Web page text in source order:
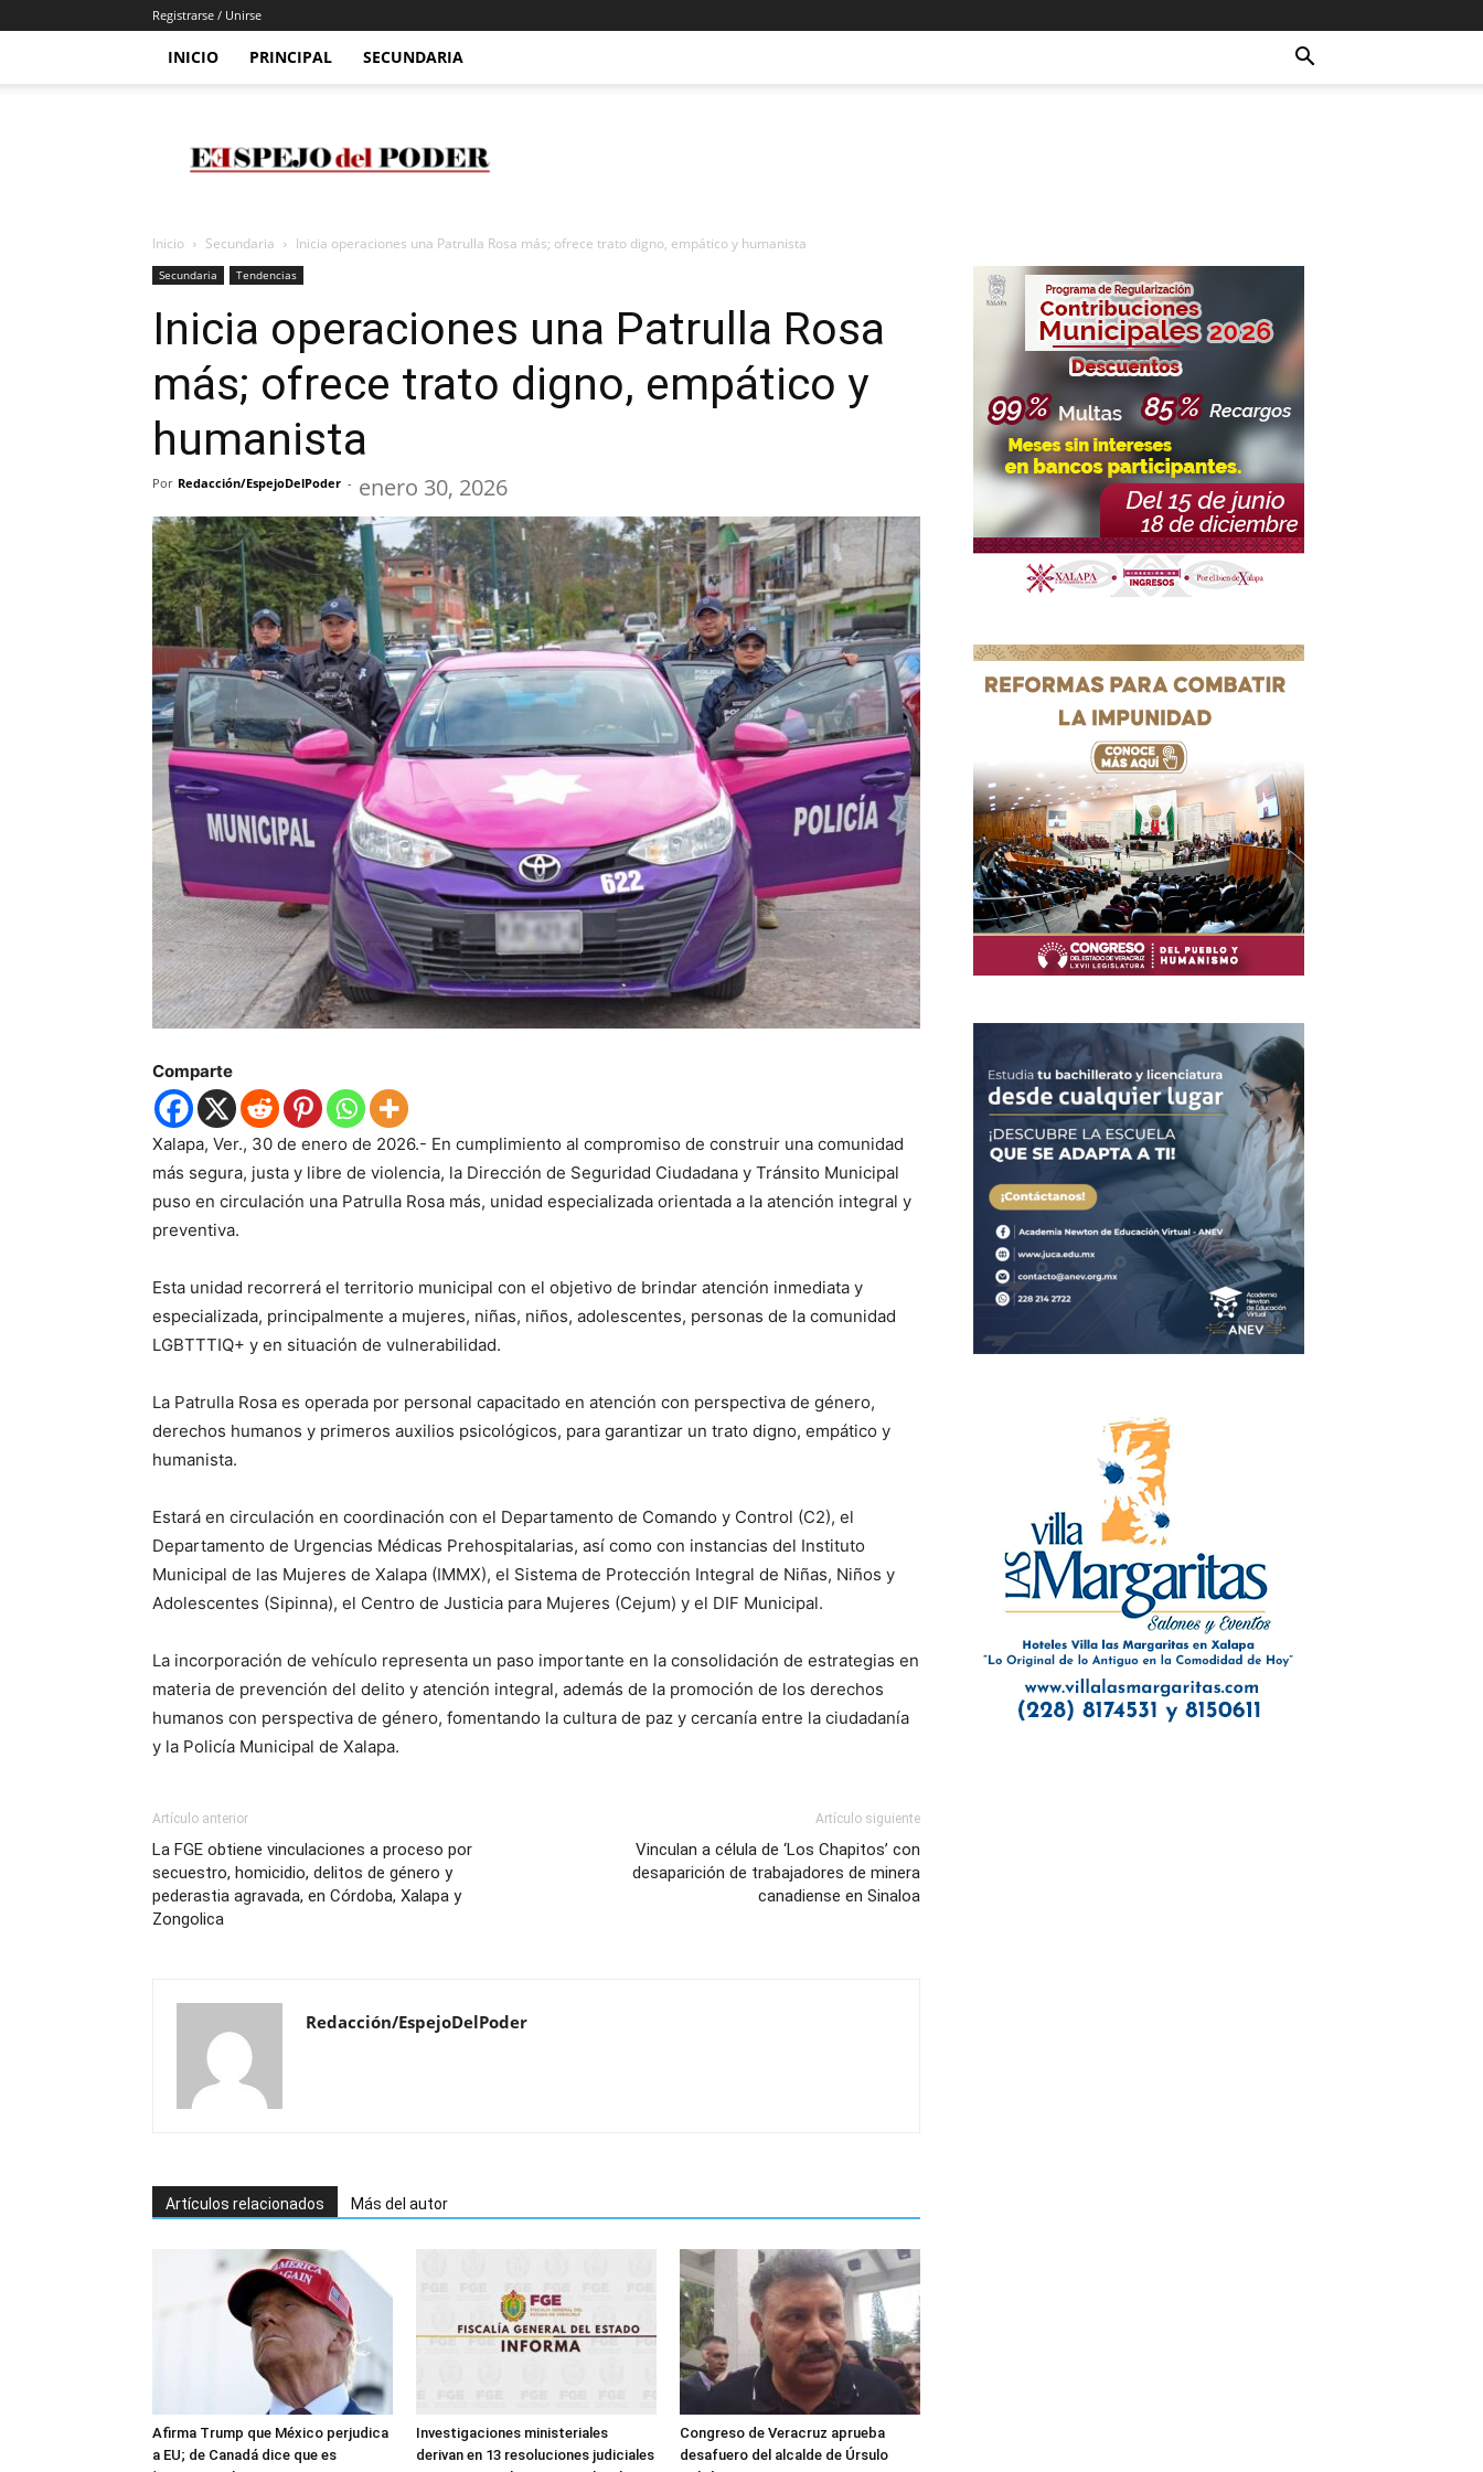
Registrarse / Unirse
INICIO PRINCIPAL SECUNDARIA
Del
Poder
Inicio Secundaria Inicia operaciones una Patrulla Rosa más; ofrece trato digno, empático y humanista
Secundaria Tendencias
Inicia operaciones una Patrulla Rosa
más; ofrece trato digno, empático y
humanista
Por Redacción/EspejoDelPoder - enero 30, 2026
Comparte
Xalapa, Ver., 30 de enero de 2026.- En cumplimiento al compromiso de construir una comunidad
más segura, justa y libre de violencia, la Dirección de Seguridad Ciudadana y Tránsito Municipal
puso en circulación una Patrulla Rosa más, unidad especializada orientada a la atención integral y
preventiva.
Esta unidad recorrerá el territorio municipal con el objetivo de brindar atención inmediata y
especializada, principalmente a mujeres, niñas, niños, adolescentes, personas de la comunidad
LGBTTTIQ+ y en situación de vulnerabilidad.
La Patrulla Rosa es operada por personal capacitado en atención con perspectiva de género,
derechos humanos y primeros auxilios psicológicos, para garantizar un trato digno, empático y
humanista.
Estará en circulación en coordinación con el Departamento de Comando y Control (C2), el
Departamento de Urgencias Médicas Prehospitalarias, así como con instancias del Instituto
Municipal de las Mujeres de Xalapa (IMMX), el Sistema de Protección Integral de Niñas, Niños y
Adolescentes (Sipinna), el Centro de Justicia para Mujeres (Cejum) y el DIF Municipal.
La incorporación de vehículo representa un paso importante en la consolidación de estrategias en
materia de prevención del delito y atención integral, además de la promoción de los derechos
humanos con perspectiva de género, fomentando la cultura de paz y cercanía entre la ciudadanía
y la Policía Municipal de Xalapa.
Artículo anterior
La FGE obtiene vinculaciones a proceso por
secuestro, homicidio, delitos de género y
pederastia agravada, en Córdoba, Xalapa y
Zongolica
Artículo siguiente
Vinculan a célula de ‘Los Chapitos’ con
desaparición de trabajadores de minera
canadiense en Sinaloa
Redacción/EspejoDelPoder
Artículos relacionados Más del autor
Afirma Trump que México perjudica
a EU; de Canadá dice que es
Investigaciones ministeriales
derivan en 13 resoluciones judiciales
Congreso de Veracruz aprueba
desafuero del alcalde de Úrsulo